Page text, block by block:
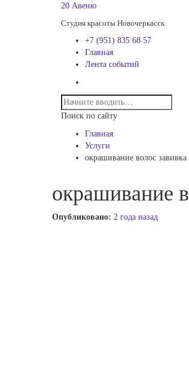
20 Авеню
Студия красоты Новочеркасск
+7 (951) 835 68 57
Главная
Лента событий
Поиск по сайту
Главная
Услуги
окрашивание волос
окрашивание
Опубликовано: 2 года назад